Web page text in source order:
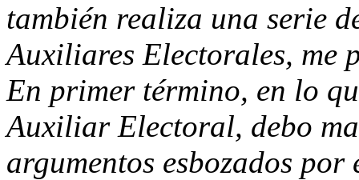
también realiza una serie
Auxiliares Electorales, me
En primer término, en lo
Auxiliar Electoral, debo
argumentos esbozados